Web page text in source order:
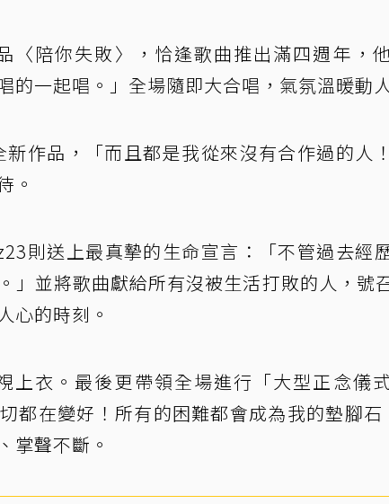
〈陪你失敗〉，恰逢歌曲推出滿四週年，
的一起唱。」全場隨即大合唱，氣氛溫暖動
作品，「而且都是我從來沒有合作過的人
。
則送上最真摯的生命宣言：「不管過去經
」並將歌曲獻給所有沒被生活打敗的人，號
心的時刻。
上衣。最後更帶領全場進行「大型正念儀
都在變好！所有的困難都會成為我的墊腳石
掌聲不斷。